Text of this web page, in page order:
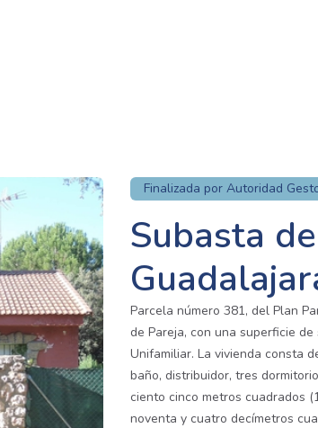
Finalizada por Autoridad
Subasta
Parcela número 381, del Plan
de Pareja, con una superficie
Unifamiliar. La vivienda consta
baño, distribuidor, tres
ciento cinco metros cuadrados
noventa y cuatro decímetros